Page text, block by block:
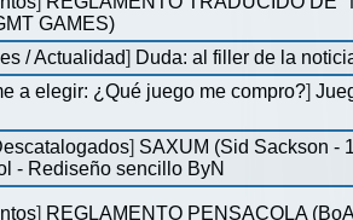
GAMES)
/ Actualidad] Duda: al filler de la
a elegir: ¿Qué juego me compro?]
] SAXUM (Sid Sackson -
- Rediseño sencillo ByN
] REGLAMENTO PENSACOLA